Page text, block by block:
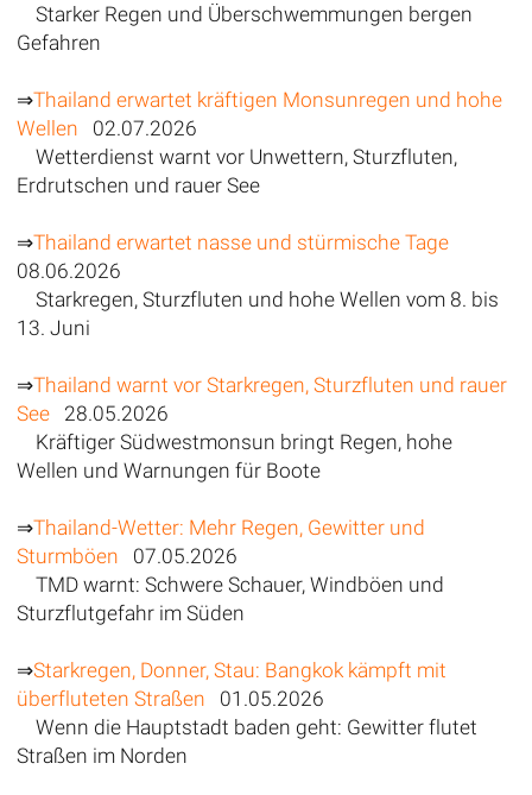
Starker Regen und Überschwemmungen bergen
Gefahren
⇒Thailand erwartet kräftigen Monsunregen und hohe
Wellen 02.07.2026
Wetterdienst warnt vor Unwettern, Sturzfluten,
Erdrutschen und rauer See
⇒Thailand erwartet nasse und stürmische Tage
08.06.2026
Starkregen, Sturzfluten und hohe Wellen vom 8. bis
13. Juni
⇒Thailand warnt vor Starkregen, Sturzfluten und rauer
See28.05.2026
Kräftiger Südwestmonsun bringt Regen, hohe
Wellen und Warnungen für Boote
⇒Thailand-Wetter: Mehr Regen, Gewitter und
Sturmböen 07.05.2026
TMD warnt: Schwere Schauer, Windböen und
Sturzflutgefahr im Süden
⇒Starkregen, Donner, Stau: Bangkok kämpft mit
überfluteten Straßen 01.05.2026
Wenn die Hauptstadt baden geht: Gewitter flutet
Straßen im Norden